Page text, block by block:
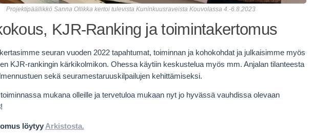
Projektipäällikkö Sanna Ollikka kertoi tulevista Kuninkuusraveista Kouvolassa 4.-6.8.2023
KJR-Ranking ja toimintakertomus
seuran vuoden 2022 tapahtumat, toiminnan ja kohokohdat ja julkaisimme myös
KJR-rankingin kärkikolmikon. Ohessa käytiin keskustelua myös mm. Anjalan tilanteesta
sekä seuramestaruuskilpailujen kehittämiseksi.
mukana olleille ja tervetuloa mukaan nyt jo hyvässä vauhdissa olevaan
löytyy Arkistosta.